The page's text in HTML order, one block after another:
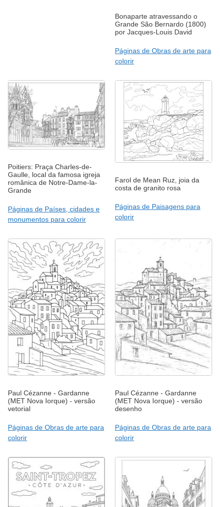
Bonaparte atravessando o
Grande São Bernardo (1800)
por Jacques-Louis David
Páginas de Obras de arte para
colorir
Poitiers: Praça Charles-de-
Gaulle, local da famosa igreja
românica de Notre-Dame-la-
Grande
Páginas de Países, cidades e
monumentos para colorir
Farol de Mean Ruz, joia da
costa de granito rosa
Páginas de Paisagens para
colorir
Paul Cézanne - Gardanne
(MET Nova Iorque) - versão
vetorial
Páginas de Obras de arte para
colorir
Paul Cézanne - Gardanne
(MET Nova Iorque) - versão
desenho
Páginas de Obras de arte para
colorir